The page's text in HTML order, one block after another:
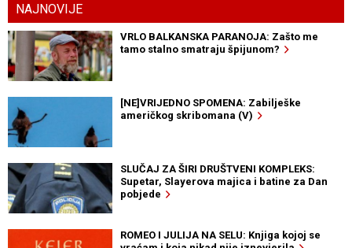
NAJNOVIJE
VRLO BALKANSKA PARANOJA: Zašto me
tamo stalno smatraju špijunom?
[NE]VRIJEDNO SPOMENA: Zabilješke
američkog skribomana (V)
SLUČAJ ZA ŠIRI DRUŠTVENI KOMPLEKS:
Supetar, Slayerova majica i batine za Dan
pobjede
ROMEO I JULIJA NA SELU: Knjiga kojoj se